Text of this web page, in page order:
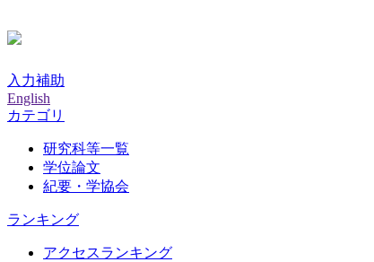
入力補助
English
カテゴリ
研究科等一覧
学位論文
紀要・学協会
ランキング
アクセスランキング